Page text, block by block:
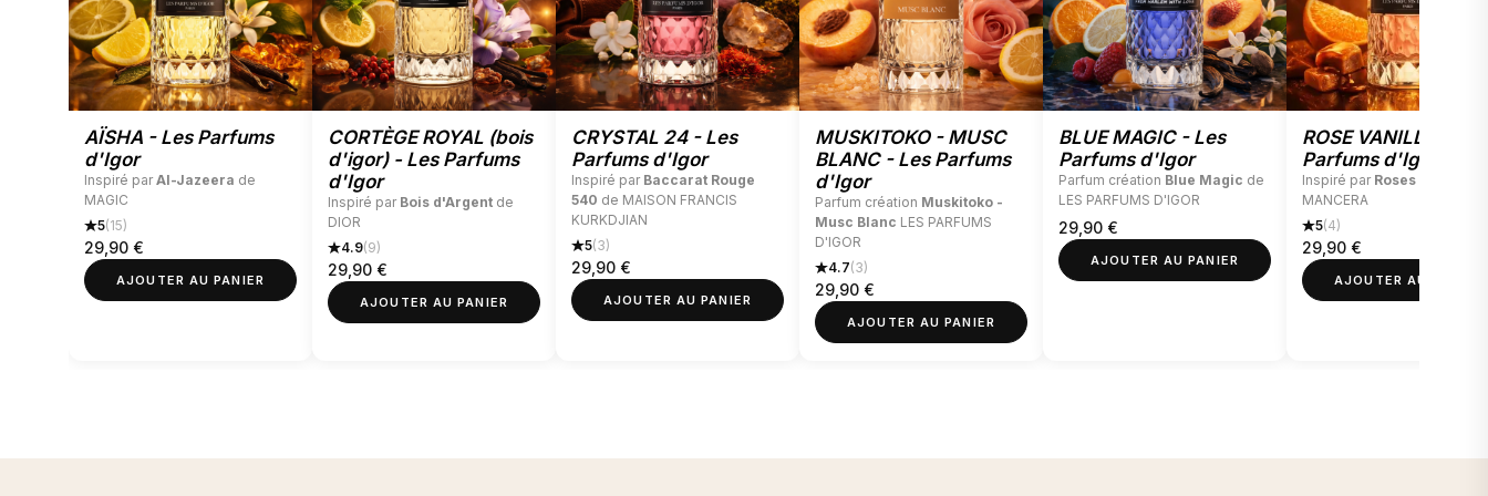
La note de cœurest celle qui donne lavéritable personnalitéau parfum. Elle embaume
pendant plusieurs heures et correspond à la caractéristique olfactive principale. Ce sont
celles qui font la personnalité du parfum.
La note de fondest celle qui dure le plus longtemps : vous pourrez encore la sentir
plusieurs jours après avoir vaporisé du parfum, sur un foulard, par exemple. Elle a pour
fonction defixer le parfum , et elle s’évapore très lentement.
AÏSHA - Les Parfums
d'Igor
Inspiré parAl-Jazeera de
MAGIC
5(15)
29,90 €
AJOUTER AU PANIER
CORTÈGE ROYAL (bois
d'igor) - Les Parfums
d'Igor
Inspiré par Bois d'Argent de
DIOR
4.9(9)
29,90 €
AJOUTER AU PANIER
CRYSTAL 24 - Les
Parfums d'Igor
Inspiré par Baccarat Rouge
540 de MAISON FRANCIS
KURKDJIAN
5(3)
29,90 €
AJOUTER AU PANIER
MUSKITOKO - MUSC
BLANC - Les Parfums
d'Igor
Parfum création Muskitoko -
Musc Blanc LES PARFUMS
D'IGOR
4.7(3)
29,90 €
AJOUTER AU PANIER
BLUE MAGIC - Les
Parfums d'Igor
Parfum création Blue Magic de
LES PARFUMS D'IGOR
29,90 €
AJOUTER AU PANIER
ROSE VANILLE - Les
Parfums d'Igor
Inspiré par Roses Vanille
MANCERA
5(4)
29,90 €
AJOUTER AU PANIER